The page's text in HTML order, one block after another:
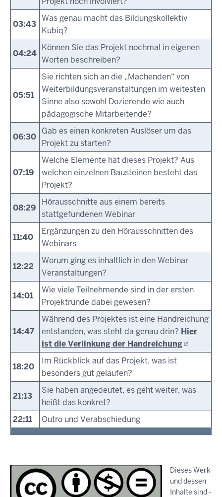
03:43
Was genau macht das Bildungskollektiv
Kubiq?
04:24
Können Sie das Projekt nochmal in eigenen
Worten beschreiben?
05:51
Sie richten sich an die „Machenden“ von
Weiterbildungsveranstaltungen im weitesten
Sinne also sowohl Dozierende wie auch
pädagogische Mitarbeitende?
06:30
Gab es einen konkreten Auslöser um das
Projekt zu starten?
07:19
Welche Elemente hat dieses Projekt? Aus
welchen einzelnen Bausteinen besteht das
Projekt?
08:29
Hörausschnitte aus einem bereits
stattgefundenen Webinar
11:40
Ergänzungen zu den Hörausschnitten des
Webinars
12:22
Worum ging es inhaltlich in den Webinar
Veranstaltungen?
14:01
Wie viele Teilnehmende sind in der ersten
Projektrunde dabei gewesen?
14:47
Während des Projektes ist eine Handreichung
entstanden, was steht da genau drin? Hier
ist die Verlinkung der Handreichung
18:20
Im Rückblick auf das Projekt, was ist
besonders gut gelaufen?
21:13
Sie haben angedeutet, es geht weiter, was
heißt das konkret?
22:11
Outro und Verabschiedung
Dieses Werk
und dessen
Inhalte sind -